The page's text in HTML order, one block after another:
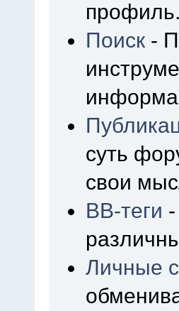
профиль.
Поиск -
суть
свои
BB-теги
Личные